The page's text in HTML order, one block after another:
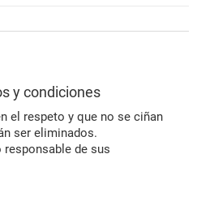
y condiciones
el respeto y que no se ciñan
ser eliminados.
de sus